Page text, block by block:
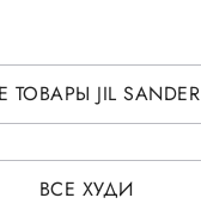
ТОВАРЫ JIL SANDER
ВСЕ ХУДИ